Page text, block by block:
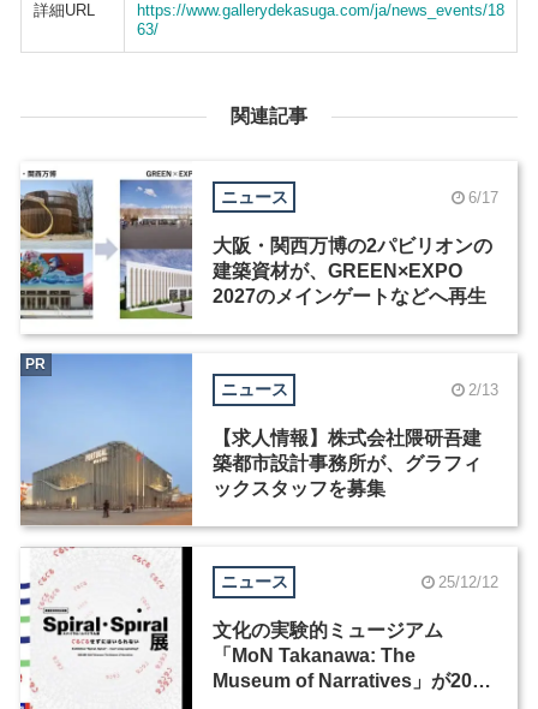
詳細URL
https://www.gallerydekasuga.com/ja/news_events/18
63/
関連記事
ニュース 6/17
大阪・関西万博の2パビリオンの
建築資材が、GREEN×EXPO
2027のメインゲートなどへ再生
ニュース 2/13
【求人情報】株式会社隈研吾建
築都市設計事務所が、グラフィ
ックスタッフを募集
PR
ニュース 25/12/12
文化の実験的ミュージアム
「MoN Takanawa: The
Museum of Narratives」が2026